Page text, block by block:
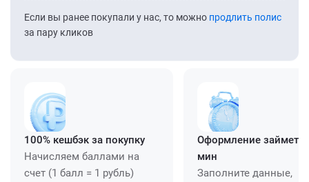
Если вы ранее покупали у нас, то можно продлить полис
за пару кликов
100% кешбэк за покупку
Начисляем баллами на
счет (1 балл = 1 рубль)
Оформление займет
мин
Заполните данные,